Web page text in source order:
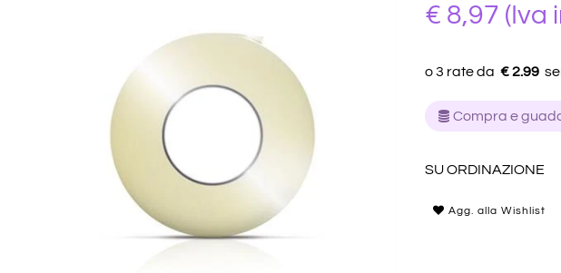
€ 8,97 (Iva
€ 2.99
Compra e
SU ORDINAZIONE
Agg. alla Wishlist